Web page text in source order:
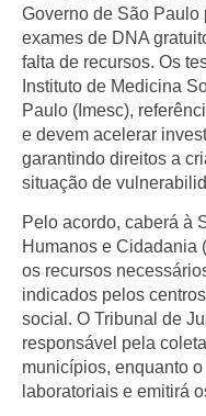
Governo de São Paulo
exames de DNA
falta de recursos. Os
Instituto de Medicina
Paulo (Imesc),
e devem acelerar
garantindo direitos a
situação de
Pelo acordo, caberá à
Humanos e Cidadania
os recursos
indicados pelos
social. O Tribunal de
responsável pela
municípios, enquanto
laboratoriais e emitirá